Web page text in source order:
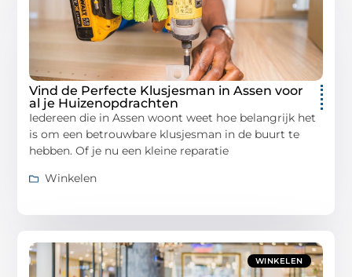
Vind de Perfecte Klusjesman in Assen voor
al je Huizenopdrachten
Iedereen die in Assen woont weet hoe belangrijk het
is om een betrouwbare klusjesman in de buurt te
hebben. Of je nu een kleine reparatie
Winkelen
WINKELEN